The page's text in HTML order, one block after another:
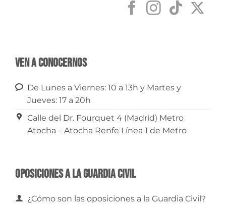
Ven a conocernos
De Lunes a Viernes: 10 a 13h y Martes y
Jueves: 17 a 20h
Calle del Dr. Fourquet 4 (Madrid) Metro
Atocha – Atocha Renfe Línea 1 de Metro
Oposiciones a la Guardia Civil
¿Cómo son las oposiciones a la Guardia Civil?